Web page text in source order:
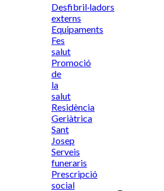
Desfibril·ladors
externs
Equipaments
Fes
salut
Promoció
de
la
salut
Residència
Geriàtrica
Sant
Josep
Serveis
funeraris
Prescripció
social